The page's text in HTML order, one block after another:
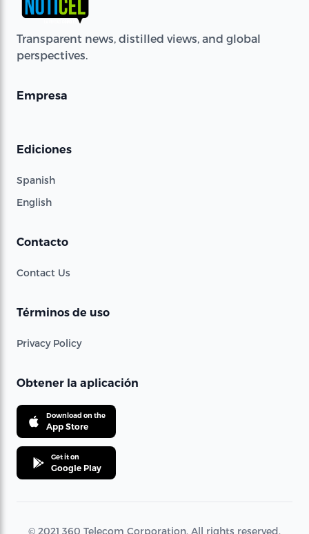
Transparent news, distilled views, and global
perspectives.
Empresa
Ediciones
Spanish
English
Contacto
Contact Us
Términos de uso
Privacy Policy
Obtener la aplicación
Download on the
App Store
Get it on
Google Play
© 2021 360 Telecom Corporation. All rights reserved.